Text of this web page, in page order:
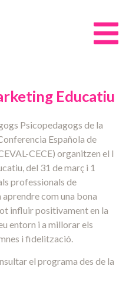
Educatiu
Psicopedagogs de la
Española de
CECE) organitzen el I
del 31 de març i 1
professionals de
aprendre com una bona
influir positivament en la
entorn i a millorar els
i fidelització.
el programa des de la